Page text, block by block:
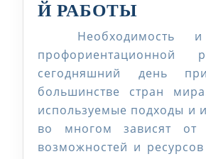
Й РАБОТЫ
ОПЫТ
Необходимость и
профориентационной
сегодняшний день
большинстве стран
используемые подходы и
во многом зависят от
возможностей и ресурсов